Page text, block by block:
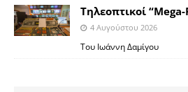
Tηλεοπτικοί
4 Αυγούστου 2026
Toυ Ιωάννη Δαμίγου